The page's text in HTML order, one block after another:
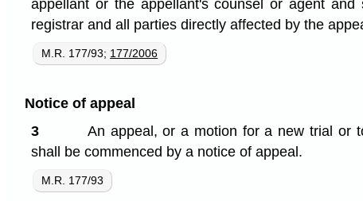
appellant or the appellant's counsel or agent
registrar and all parties directly affected by the
M.R. 177/93; 177/2006
Notice of appeal
3
An appeal, or a motion for a new trial or
shall be commenced by a notice of appeal.
M.R. 177/93